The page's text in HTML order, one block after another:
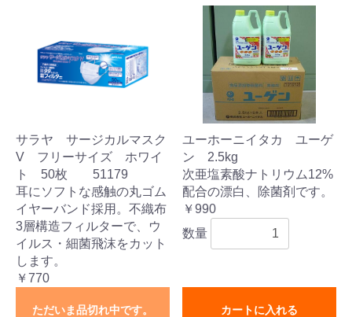
サラヤ サージカルマスク
V フリーサイズ ホワイ
ト 50枚 51179
耳にソフトな感触の丸ゴム
イヤーバンド採用。不織布
3層構造フィルターで、ウ
イルス・細菌飛沫をカット
します。
￥770
ただいま品切れ中です。
ユーホーニイタカ ユーゲ
ン 2.5kg
次亜塩素酸ナトリウム12%
配合の漂白、除菌剤です。
￥990
数量
カートに入れる